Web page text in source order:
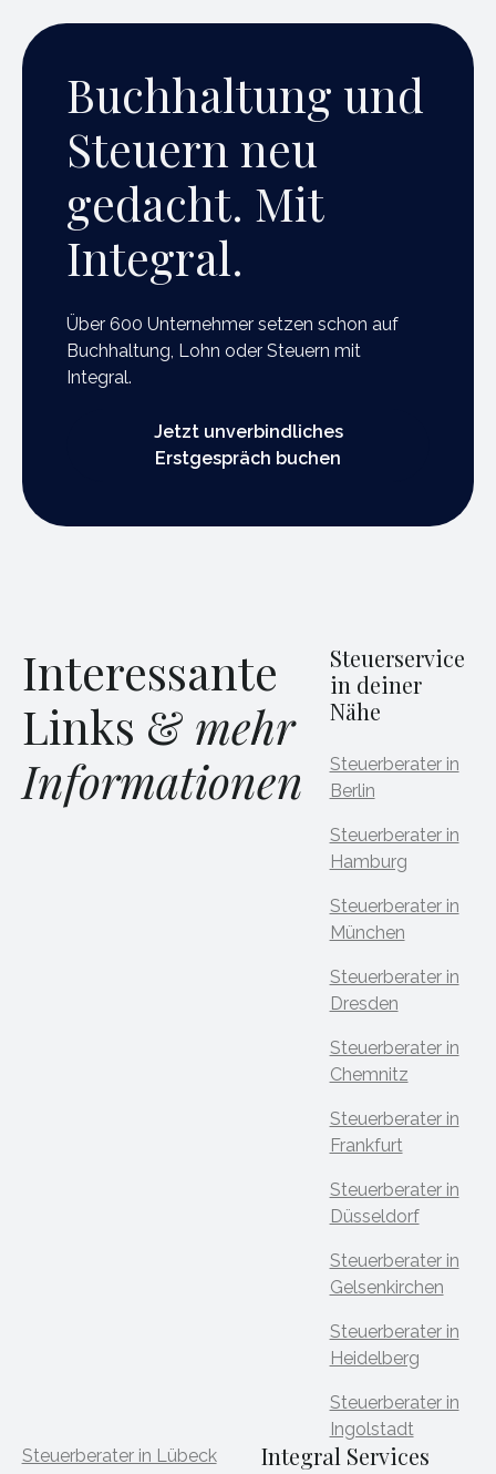
Buchhaltung und
Steuern neu
gedacht. Mit
Integral.
Über 600 Unternehmer setzen schon auf
Buchhaltung, Lohn oder Steuern mit
Integral.
Jetzt unverbindliches
Erstgespräch buchen
Jetzt unverbindliches Erstgespräch buchen
Interessante
Links & mehr
Informationen
Steuerservice
in deiner
Nähe
Steuerberater in
Berlin
Steuerberater in
Hamburg
Steuerberater in
München
Steuerberater in
Dresden
Steuerberater in
Chemnitz
Steuerberater in
Frankfurt
Steuerberater in
Düsseldorf
Steuerberater in
Gelsenkirchen
Steuerberater in
Heidelberg
Steuerberater in
Ingolstadt
Steuerberater in Lübeck
Integral Services